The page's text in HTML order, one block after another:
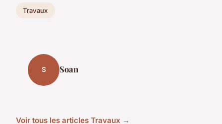
Travaux
S Soan
Voir tous les articles Travaux →